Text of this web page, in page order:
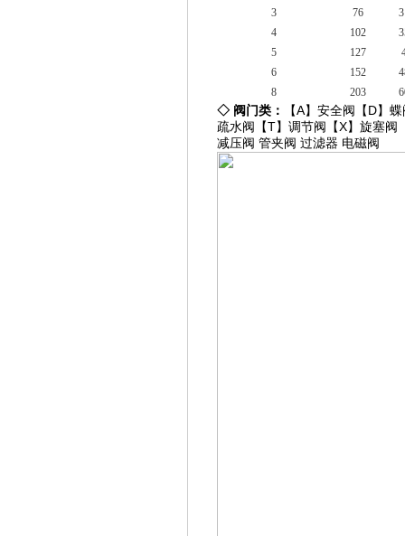
3
76
4
102
5
127
6
152
8
203
◇ 阀门类： 【A】 安全阀 【D】 蝶
疏水阀 【T】 调节阀 【X】 旋塞阀
减压阀 管夹阀 过滤器 电磁阀